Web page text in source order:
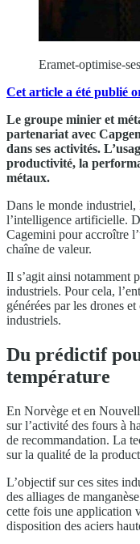
Eramet-optimise-
Cet article a été publié
Le groupe minier et
partenariat avec
dans ses activités.
productivité, la
métaux.
Dans le monde industriel,
l’intelligence artificielle.
Cagemini pour accroître
chaîne de valeur.
Il s’agit ainsi notamment
industriels. Pour cela,
générées par les drones
industriels.
Du prédictif
température
En Norvège et en
sur l’activité des fours à
de recommandation. La
sur la qualité de la
L’objectif sur ces sites
des alliages de
cette fois une application
disposition des aciers